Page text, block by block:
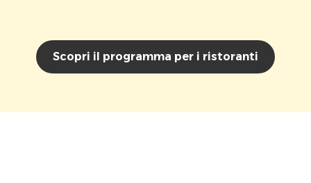
Scopri il programma per i ristoranti